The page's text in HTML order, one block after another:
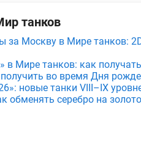
танков
за Москву в Мире танков:
в Мире танков: как
во время Дня
новые танки VIII–IX
обменять серебро на